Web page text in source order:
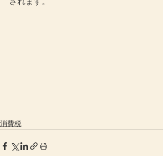
消費税